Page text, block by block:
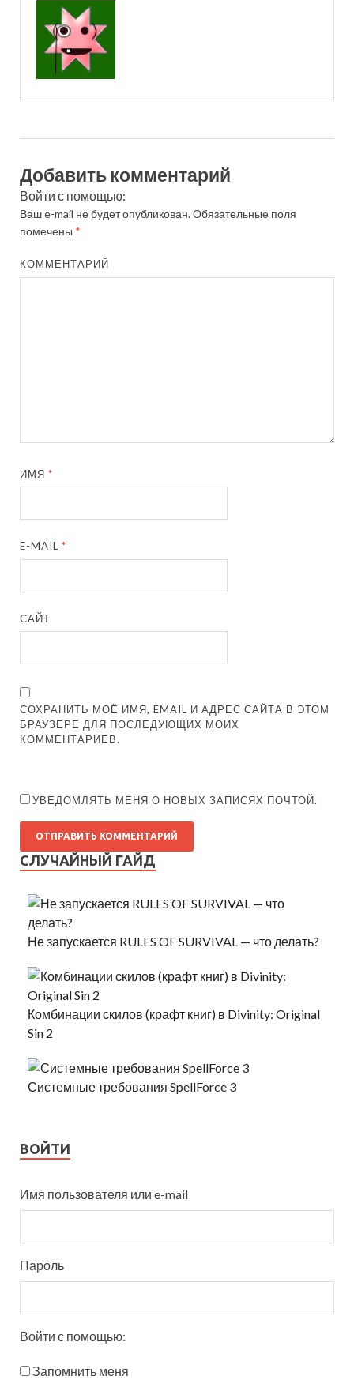
Добавить комментарий
Войти с помощью:
Ваш e-mail не будет опубликован.Обязательные поля
помечены *
КОММЕНТАРИЙ
ИМЯ*
E-MAIL*
САЙТ
СОХРАНИТЬ МОЁ ИМЯ, EMAIL И АДРЕС САЙТА В ЭТОМ
БРАУЗЕРЕ ДЛЯ ПОСЛЕДУЮЩИХ МОИХ
КОММЕНТАРИЕВ.
УВЕДОМЛЯТЬ МЕНЯ О НОВЫХ ЗАПИСЯХ ПОЧТОЙ.
СЛУЧАЙНЫЙ ГАЙД
Не запускается RULES OF SURVIVAL — что делать?
Комбинации скилов (крафт книг) в Divinity: Original
Sin 2
Системные требования SpellForce 3
ВОЙТИ
Имя пользователя или e-mail
Пароль
Войти с помощью:
Запомнить меня